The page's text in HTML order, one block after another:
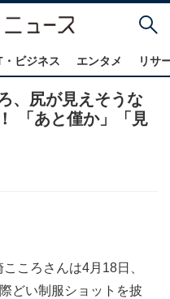
・ビジネス エンタメ リサ
、尻が見えそうな
「あと僅か」「見
ころさんは4月18日、
どい制服ショットを披